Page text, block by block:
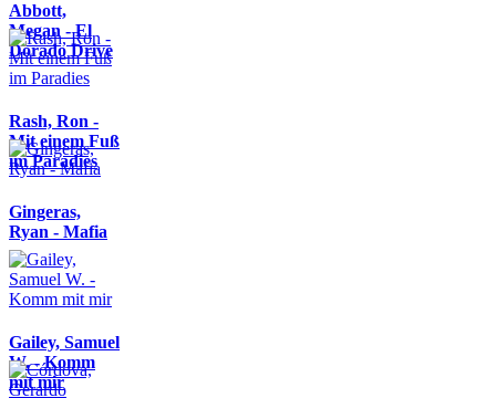
Abbott,
Megan - El
Dorado Drive
Rash, Ron -
Mit einem Fuß
im Paradies
Gingeras,
Ryan - Mafia
Gailey, Samuel
W. - Komm
mit mir